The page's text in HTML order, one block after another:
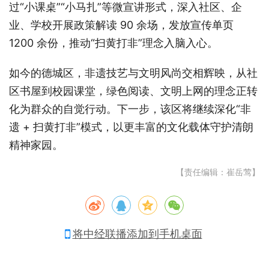
过“小课桌”“小马扎”等微宣讲形式，深入社区、企
业、学校开展政策解读 90 余场，发放宣传单页
1200 余份，推动“扫黄打非”理念入脑入心。
如今的德城区，非遗技艺与文明风尚交相辉映，从社
区书屋到校园课堂，绿色阅读、文明上网的理念正转
化为群众的自觉行动。下一步，该区将继续深化“非
遗 + 扫黄打非”模式，以更丰富的文化载体守护清朗
精神家园。
【责任编辑：崔岳莺】
将中经联播添加到手机桌面